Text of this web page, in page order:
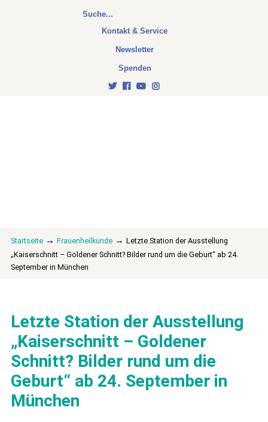
Kontakt & Service
Newsletter
Spenden
Startseite → Frauenheilkunde → Letzte Station der Ausstellung
„Kaiserschnitt – Goldener Schnitt? Bilder rund um die Geburt“ ab 24.
September in München
Letzte Station der Ausstellung
„Kaiserschnitt – Goldener
Schnitt? Bilder rund um die
Geburt“ ab 24. September in
München